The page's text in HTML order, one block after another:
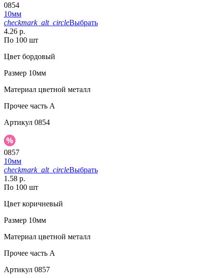
0854
10мм
checkmark_alt_circleВыбрать
4.26 р.
По 100 шт
Цвет бордовый
Размер 10мм
Материал цветной металл
Прочее часть A
Артикул 0854
0857
10мм
checkmark_alt_circleВыбрать
1.58 р.
По 100 шт
Цвет коричневый
Размер 10мм
Материал цветной металл
Прочее часть A
Артикул 0857